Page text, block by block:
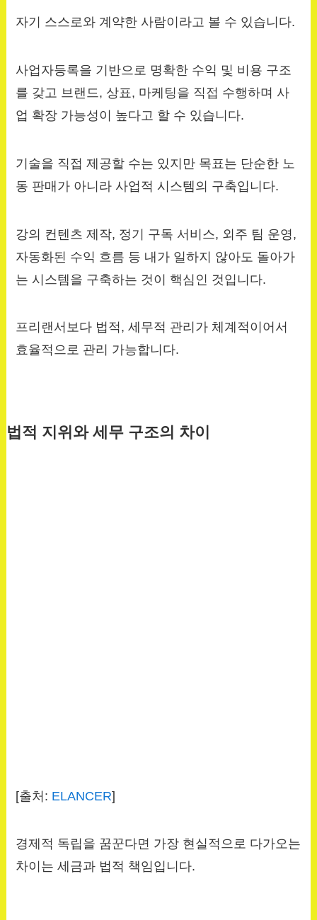
자기 스스로와 계약한 사람이라고 볼 수 있습니다.
사업자등록을 기반으로 명확한 수익 및 비용 구조
를 갖고 브랜드, 상표, 마케팅을 직접 수행하며 사
업 확장 가능성이 높다고 할 수 있습니다.
기술을 직접 제공할 수는 있지만 목표는 단순한 노
동 판매가 아니라 사업적 시스템의 구축입니다.
강의 컨텐츠 제작, 정기 구독 서비스, 외주 팀 운영,
자동화된 수익 흐름 등 내가 일하지 않아도 돌아가
는 시스템을 구축하는 것이 핵심인 것입니다.
프리랜서보다 법적, 세무적 관리가 체계적이어서
효율적으로 관리 가능합니다.
법적 지위와 세무 구조의 차이
[출처: ELANCER]
경제적 독립을 꿈꾼다면 가장 현실적으로 다가오는
차이는 세금과 법적 책임입니다.